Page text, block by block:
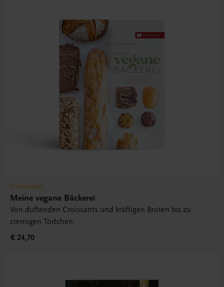
Gastronomie
Meine vegane Bäckerei
Von duftenden Croissants und kräftigen Broten bis zu
cremigen Törtchen
€ 24,70